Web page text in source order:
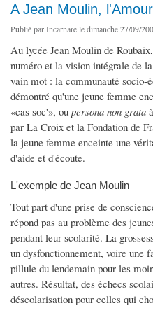
A Jean Moulin,
Publié parIncarnarele dimanche 27/09/
Au lycée Jean Moulin de
numéro et la vision intégrale de
vain mot : la communauté socio-
démontré qu'une jeune femme
«cas soc'», ou persona non grata
par La Croix et la Fondation de
la jeune femme enceinte une
d'aide et d'écoute.
L'exemple de Jean Moulin
Tout part d'une prise de
répond pas au problème des
pendant leur scolarité. La
un dysfonctionnement, voire une
pillule du lendemain pour les
autres. Résultat, des échecs
déscolarisation pour celles qui